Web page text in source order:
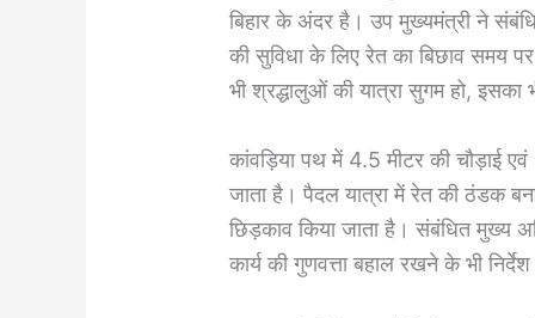
बिहार के अंदर है। उप मुख्यमंत्री ने
की सुविधा के लिए रेत का बिछाव समय
भी श्रद्धालुओं की यात्रा सुगम हो, इसका
कांवड़िया पथ में 4.5 मीटर की चौड़ाई एवं
जाता है। पैदल यात्रा में रेत की ठंडक
छिड़काव किया जाता है। संबंधित मुख्य
कार्य की गुणवत्ता बहाल रखने के भी